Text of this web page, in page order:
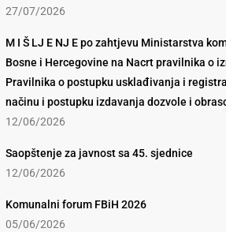
27/07/2026
M I Š LJ E NJ E po zahtjevu Ministarstva
Bosne i Hercegovine na Nacrt pravilnika o
Pravilnika o postupku usklađivanja i
načinu i postupku izdavanja dozvole i
12/06/2026
Saopštenje za javnost sa 45. sjednice
12/06/2026
Komunalni forum FBiH 2026
05/06/2026